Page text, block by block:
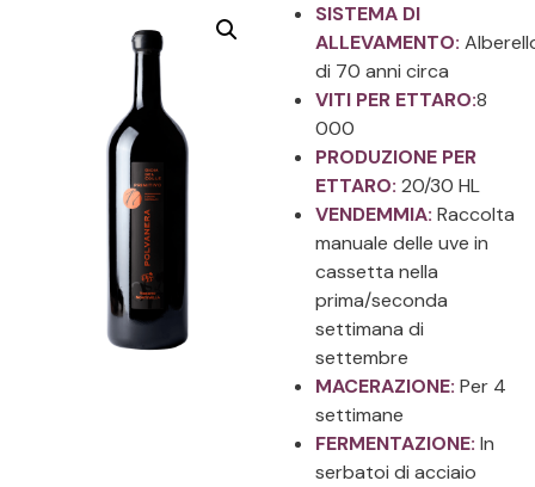
SISTEMA DI
ALLEVAMENTO:
di 70 anni circa
VITI PER ETTARO:8
000
PRODUZIONE PER
ETTARO: 20/30 HL
VENDEMMIA: Raccolta
manuale delle uve in
cassetta nella
prima/seconda
settimana di
settembre
MACERAZIONE: Per 4
settimane
FERMENTAZIONE: In
serbatoi di acciaio